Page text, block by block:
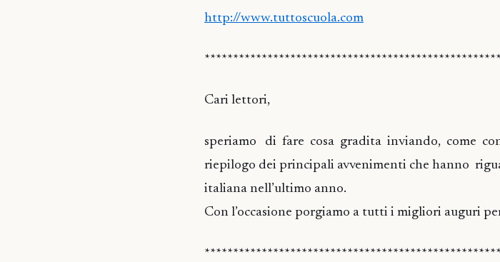
http://www.tuttoscuola.com
Cari lettori,
speriamo di fare cosa gradita inviando, come
riepilogo dei principali avvenimenti che hanno
italiana nell’ultimo anno.
Con l’occasione porgiamo a tutti i migliori auguri